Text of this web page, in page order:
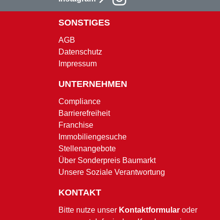
SONSTIGES
AGB
Datenschutz
Impressum
UNTERNEHMEN
Compliance
Barrierefreiheit
Franchise
Immobiliengesuche
Stellenangebote
Über Sonderpreis Baumarkt
Unsere Soziale Verantwortung
KONTAKT
Bitte nutze unser Kontaktformular oder